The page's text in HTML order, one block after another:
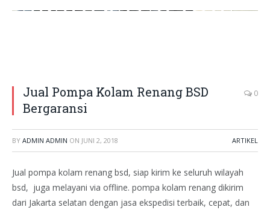
Jual Pompa Kolam Renang BSD
Bergaransi
0
BY ADMIN ADMIN ON JUNI 2, 2018 ARTIKEL
Jual pompa kolam renang bsd, siap kirim ke seluruh wilayah
bsd, juga melayani via offline. pompa kolam renang dikirim
dari Jakarta selatan dengan jasa ekspedisi terbaik, cepat, dan